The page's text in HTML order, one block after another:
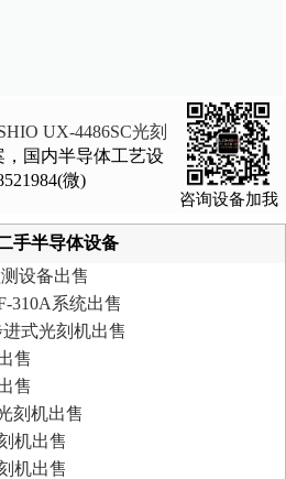
UX-4486SC光刻
国内半导体工艺设
微)
咨询设备加我
手半导体设备
设备出售
310A系统出售
式光刻机出售
售
售
刻机出售
机出售
机出售